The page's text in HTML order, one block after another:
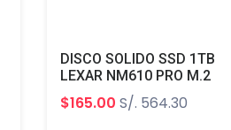
DISCO SOLIDO SSD 1TB
LEXAR NM610 PRO M.2
PCIEX GEN 3 M.2
LNM610P001T-RNNNG
$165.00 S/. 564.30